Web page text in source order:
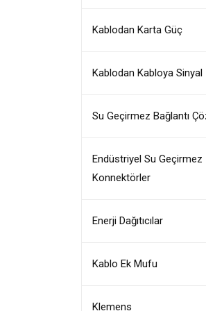
Kablodan Karta Güç
Kablodan Kabloya Sinyal
Su Geçirmez Bağlantı
Endüstriyel Su Geçirmez
Konnektörler
Enerji Dağıtıcılar
Kablo Ek Mufu
Klemens